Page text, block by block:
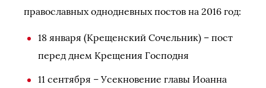
православных однодневных постов на 2016 год:
18 января (Крещенский Сочельник) – пост
перед днем Крещения Господня
11 сентября – Усекновение главы Иоанна